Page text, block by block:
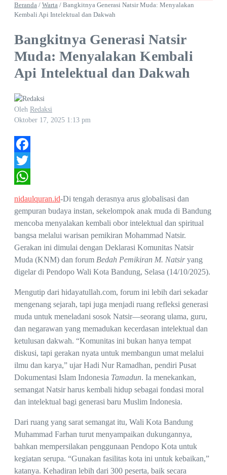
Beranda / Warta / Bangkitnya Generasi Natsir Muda: Menyalakan
Kembali Api Intelektual dan Dakwah
Bangkitnya Generasi Natsir
Muda: Menyalakan Kembali
Api Intelektual dan Dakwah
Oleh Redaksi
Oktober 17, 2025 1:13 pm
Facebook
Twitter
nidaulquran.id-Di tengah derasnya arus globalisasi dan
gempuran budaya instan, sekelompok anak muda di Bandung
mencoba menyalakan kembali obor intelektual dan spiritual
bangsa melalui warisan pemikiran Mohammad Natsir.
Gerakan ini dimulai dengan Deklarasi Komunitas Natsir
Muda (KNM) dan forum Bedah Pemikiran M. Natsiryang
digelar di Pendopo Wali Kota Bandung, Selasa (14/10/2025).
Mengutip dari hidayatullah.com, forum ini lebih dari sekadar
mengenang sejarah, tapi juga menjadi ruang refleksi generasi
muda untuk meneladani sosok Natsir—seorang ulama, guru,
dan negarawan yang memadukan kecerdasan intelektual dan
ketulusan dakwah. “Komunitas ini bukan hanya tempat
diskusi, tapi gerakan nyata untuk membangun umat melalui
ilmu dan karya,” ujar Hadi Nur Ramadhan, pendiri Pusat
Dokumentasi Islam Indonesia Tamadun. Ia menekankan,
semangat Natsir harus kembali hidup sebagai fondasi moral
dan intelektual bagi generasi baru Muslim Indonesia.
Dari ruang yang sarat semangat itu, Wali Kota Bandung
Muhammad Farhan turut menyampaikan dukungannya,
bahkan mempersilakan penggunaan Pendopo Kota untuk
kegiatan serupa. “Gunakan fasilitas kota ini untuk kebaikan,”
katanya. Kehadiran lebih dari 300 peserta, baik secara